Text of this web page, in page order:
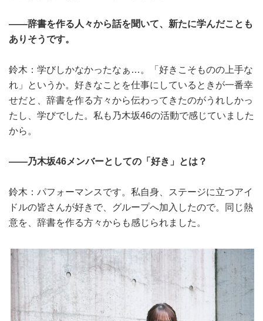
――辞書を作る人々から話を聞いて、新たに学んだことも
ありそうです。
鈴木：学びしかなかったなぁ…。「好きこそものの上手な
れ」というか。好きなことを仕事にしているときが一番幸
せだと、辞書を作る方々から伝わってきたのがうれしかっ
たし、学びでした。私も乃木坂46の活動で感じていました
から。
――乃木坂46メンバーとしての「好き」とは？
鈴木：パフォーマンスです。私自身、ステージに立つアイ
ドルの皆さんが好きで、グループへ加入したので。同じ熱
意を、辞書を作る方々からも感じられました。